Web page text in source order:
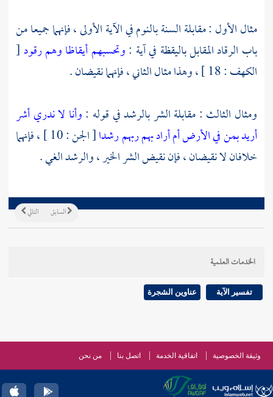
مثال الأول : مقابلة السنة بالنوم في الآية الأولى ، فإنهما جميعا من
باب الرقاد المقابل باليقظة في آية :وتحسبهم أيقاظا وهم رقود[
الكهف : 18 ] ، وهذا مثال الثاني ، فإنهما نقيضان .
ومثال الثالث : مقابلة الشر بالرشد في قوله :وأنا لا ندري أشر
أريد بمن في الأرض أم أراد بهم ربهم رشدا
[ الجن : 10 ] ، فإنهما
خلافان لا نقيضان ، فإن نقيض الشر الخير ، والرشد الغي .
التالي السابق
الخدمات العلمية
تفسير الآية عناوين الشجرة
وثيقة الخصوصية اتفاقية الخدمة اتصل بنا من نحن